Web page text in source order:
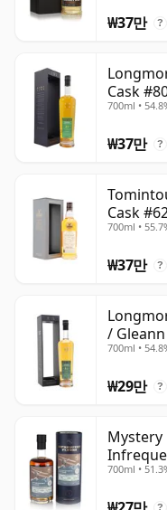
₩37만 ?
Cask
700ml •
₩37만 ?
Cask
700ml •
₩37만 ?
/
700ml •
₩29만 ?
Mystery
700ml •
?